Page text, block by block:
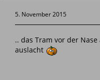
5. November 2015
.. das Tram vor der
auslacht